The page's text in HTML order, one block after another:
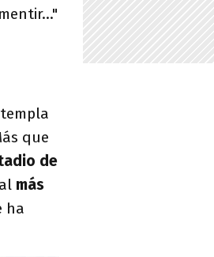
que
de
más
ha